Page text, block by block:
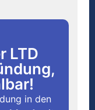
LTD
in den